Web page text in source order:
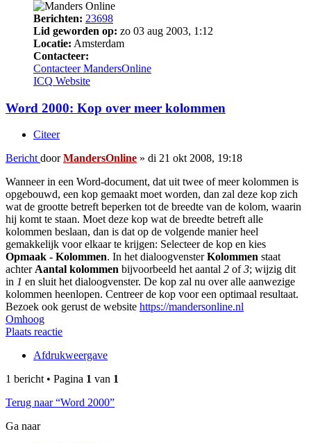
Berichten: 23698
Lid geworden op: zo 03 aug 2003, 1:12
Locatie: Amsterdam
Contacteer:
Contacteer MandersOnline
ICQ Website
Word 2000: Kop over meer kolommen
Citeer
Bericht doorMandersOnline » di 21 okt 2008, 19:18
Wanneer in een Word-document, dat uit twee of meer kolommen is
opgebouwd, een kop gemaakt moet worden, dan zal deze kop zich
wat de grootte betreft beperken tot de breedte van de kolom, waarin
hij komt te staan. Moet deze kop wat de breedte betreft alle
kolommen beslaan, dan is dat op de volgende manier heel
gemakkelijk voor elkaar te krijgen: Selecteer de kop en kies
Opmaak - Kolommen. In het dialoogvensterKolommen staat
achter Aantal kolommen bijvoorbeeld het aantal 2 of3; wijzig dit
in 1 en sluit het dialoogvenster. De kop zal nu over alle aanwezige
kolommen heenlopen. Centreer de kop voor een optimaal resultaat.
Bezoek ook gerust de website https://mandersonline.nl
Omhoog
Plaats reactie
Afdrukweergave
1 bericht • Pagina 1 van 1
Terug naar “Word 2000”
Ga naar